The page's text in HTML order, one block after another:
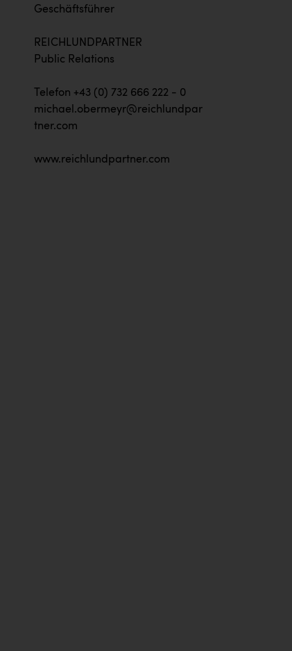
Geschäftsführer
REICHLUNDPARTNER
Public Relations
Telefon +43 (0) 732 666 222 - 0
michael.obermeyr@reichlundpar
tner.com
www.reichlundpartner.com